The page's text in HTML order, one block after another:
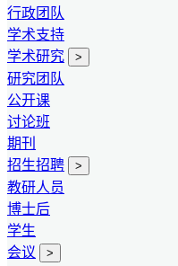
行政团队
学术支持
学术研究
>
研究团队
公开课
讨论班
期刊
招生招聘
>
教研人员
博士后
学生
会议
>